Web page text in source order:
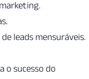
leads mensuráveis.
o sucesso do